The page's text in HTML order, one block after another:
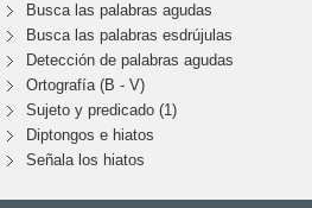
Busca las palabras agudas
Busca las palabras esdrújulas
Detección de palabras agudas
Ortografía (B - V)
Sujeto y predicado (1)
Diptongos e hiatos
Señala los hiatos